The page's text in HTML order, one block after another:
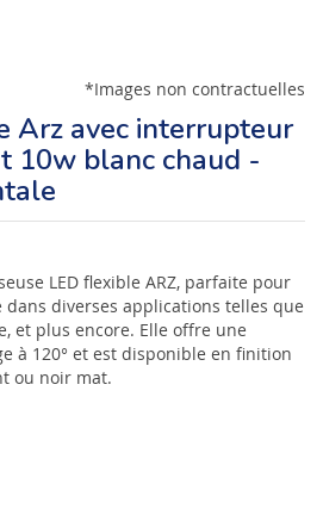
*Images non contractuelles
Arz avec interrupteur
10w blanc chaud -
LED flexible ARZ, parfaite pour
dans diverses applications telles que
et plus encore. Elle offre une
à 120° et est disponible en finition
ou noir mat.